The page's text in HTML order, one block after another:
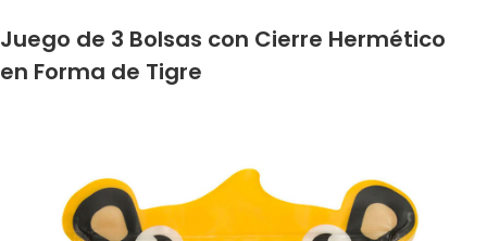
Juego de 3 Bolsas con Cierre Hermético
en Forma de Tigre